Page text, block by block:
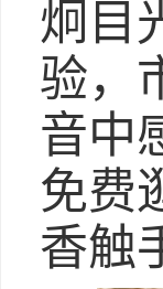
炯目
验，
音中
免费
香触